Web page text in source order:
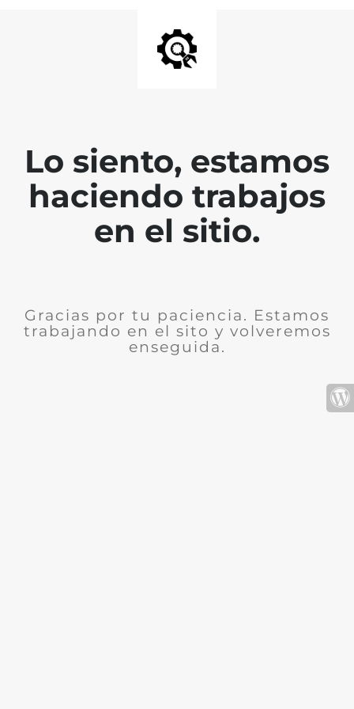
Lo siento, estamos
haciendo trabajos
en el sitio.
Gracias por tu paciencia. Estamos
trabajando en el sito y volveremos
enseguida.